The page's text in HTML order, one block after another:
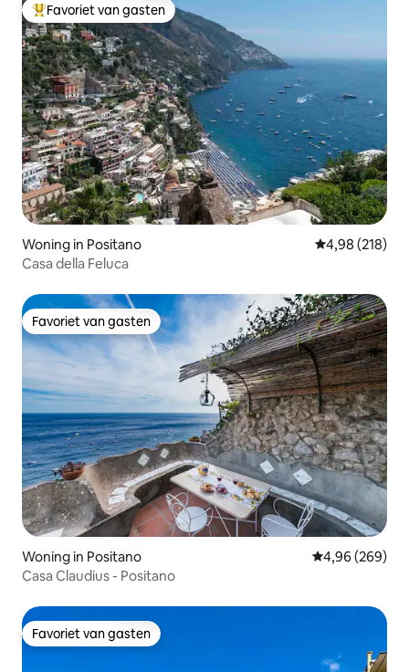
Topfavoriet van gasten
Favoriet van gasten
Woning in Positano Gemiddelde
4,98 (218)
Casa della Feluca
Favoriet van gasten
Favoriet van gasten
Woning in Positano Gemiddelde
4,96 (269)
Casa Claudius - Positano
Favoriet van gasten
Favoriet van gasten